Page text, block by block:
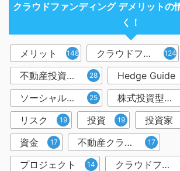
クラウドファンディング デメリットの
く！
メリット 148 クラウドファンディング 124
不動産投資型クラウドファンディング 28 Hedge Guide
ソーシャルレンディング 25 株式投資型クラウドファンディング
リスク 19 投資 19 投資家
資金 17 不動産クラウドファンディング 17
プロジェクト 14 クラウドファンディング投資